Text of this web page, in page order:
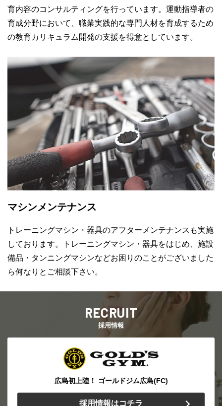
育内容のコンサルティングを行っています。運動指導者の
育成分野において、職業実践的な専門人材を育成するため
の教育カリキュラム開発の支援を得意としています。
マシンメンテナンス
トレーニングマシン・器具のアフターメンテナンスも実施
しております。トレーニングマシン・器具をはじめ、施設
備品・タンニングマシンなどお困りのことがございました
ら何なりとご相談下さい。
採用情報
広島初上陸！ ゴールドジム広島(FC)
採用情報はコチラ